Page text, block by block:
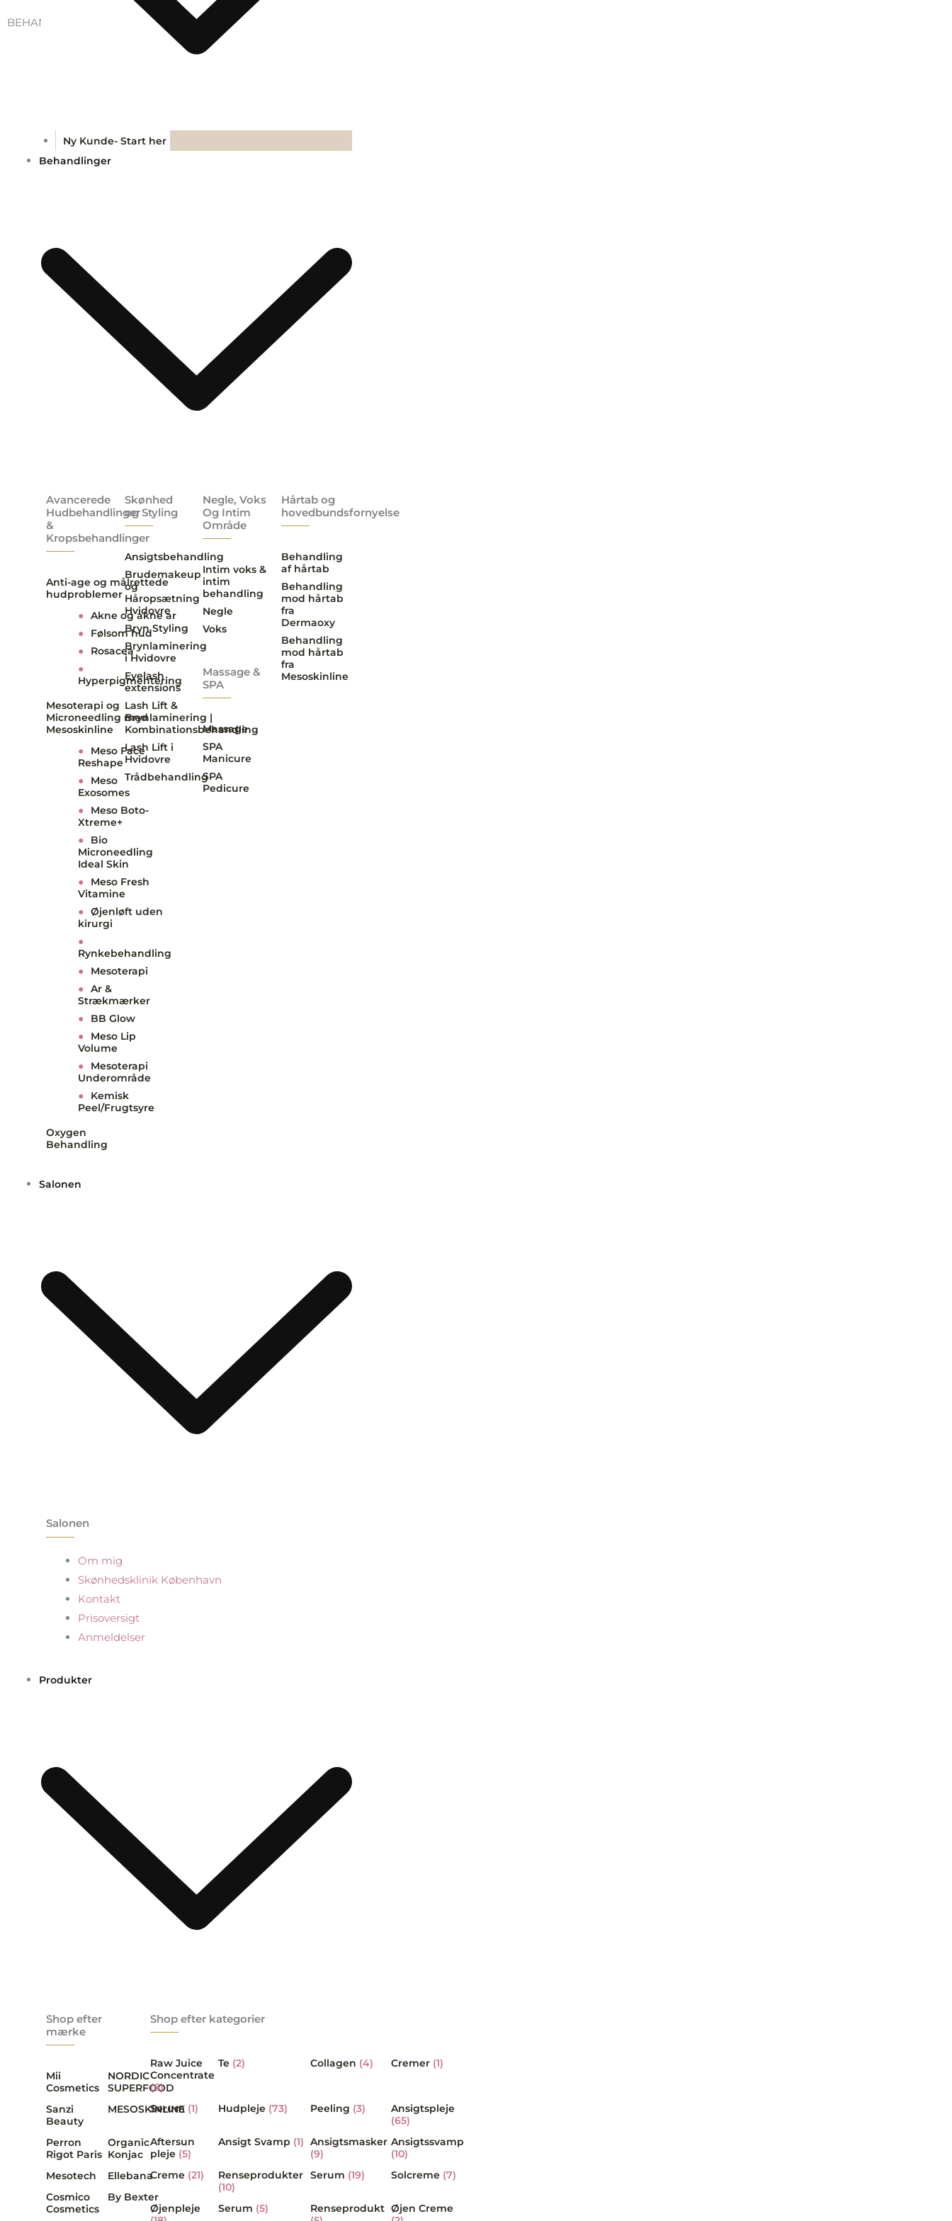
Ny Kunde- Start her
Behandlinger
Avancerede
Hudbehandlinger
&
Kropsbehandlinger
Anti-age og målrettede
hudproblemer
●
Akne og akne ar
●
Følsom hud
●
Rosacea
●
Hyperpigmentering
Mesoterapi og
Microneedling med
Mesoskinline
●
Meso Face
Reshape
●
Meso
Exosomes
●
Meso Boto-
Xtreme+
●
Bio
Microneedling
Ideal Skin
●
Meso Fresh
Vitamine
●
Øjenløft uden
kirurgi
●
Rynkebehandling
●
Mesoterapi
●
Ar &
Strækmærker
●
BB Glow
●
Meso Lip
Volume
●
Mesoterapi
Underområde
●
Kemisk
Peel/Frugtsyre
Oxygen
Behandling
Skønhed
og Styling
Ansigtsbehandling
Brudemakeup
og
Håropsætning
Hvidovre
Bryn Styling
Brynlaminering
i Hvidovre
Eyelash
extensions
Lash Lift &
Brynlaminering |
Kombinationsbehandling
Lash Lift i
Hvidovre
Trådbehandling
Negle, Voks
Og Intim
Område
Intim voks &
intim
behandling
Negle
Voks
Massage &
SPA
Massage
SPA
Manicure
SPA
Pedicure
Hårtab og
hovedbundsfornyelse
Behandling
af hårtab
Behandling
mod hårtab
fra
Dermaoxy
Behandling
mod hårtab
fra
Mesoskinline
Salonen
Salonen
Om mig
Skønhedsklinik København
Kontakt
Prisoversigt
Anmeldelser
Produkter
Shop efter
mærke
Mii
Cosmetics
NORDIC
SUPERFOOD
Sanzi
Beauty
MESOSKINLINE
Perron
Rigot Paris
Organic
Konjac
Mesotech
Ellebana
Cosmico
Cosmetics
By Bexter
Shop efter kategorier
Raw Juice
Concentrate
(6)
Te (2) Collagen (4) Cremer (1)
Serum (1) Hudpleje (73) Peeling (3)
Ansigtspleje
(65)
Aftersun
pleje (5)
Ansigt Svamp (1)
Ansigtsmasker
(9)
Ansigtssvamp
(10)
Creme (21)
Renseprodukter
(10)
Serum (19) Solcreme (7)
Øjenpleje
Serum (5)
Renseprodukt Øjen Creme
BEHANDLING